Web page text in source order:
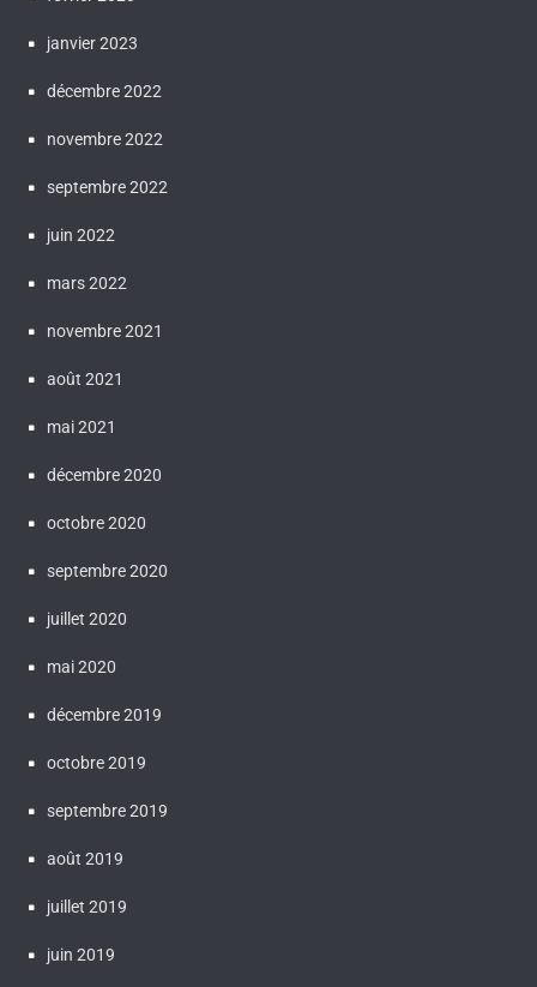
janvier 2023
décembre 2022
novembre 2022
septembre 2022
juin 2022
mars 2022
novembre 2021
août 2021
mai 2021
décembre 2020
octobre 2020
septembre 2020
juillet 2020
mai 2020
décembre 2019
octobre 2019
septembre 2019
août 2019
juillet 2019
juin 2019